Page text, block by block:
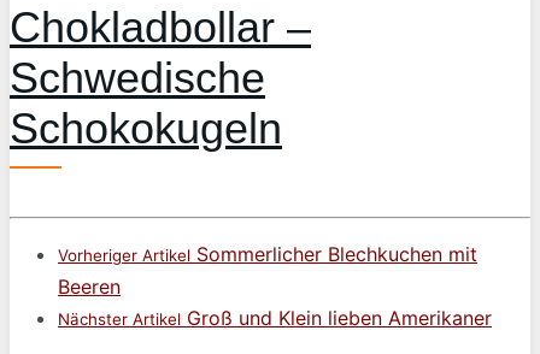
Chokladbollar –
Schwedische
Schokokugeln
Vorheriger Artikel Sommerlicher Blechkuchen mit
Beeren
Nächster Artikel Groß und Klein lieben Amerikaner